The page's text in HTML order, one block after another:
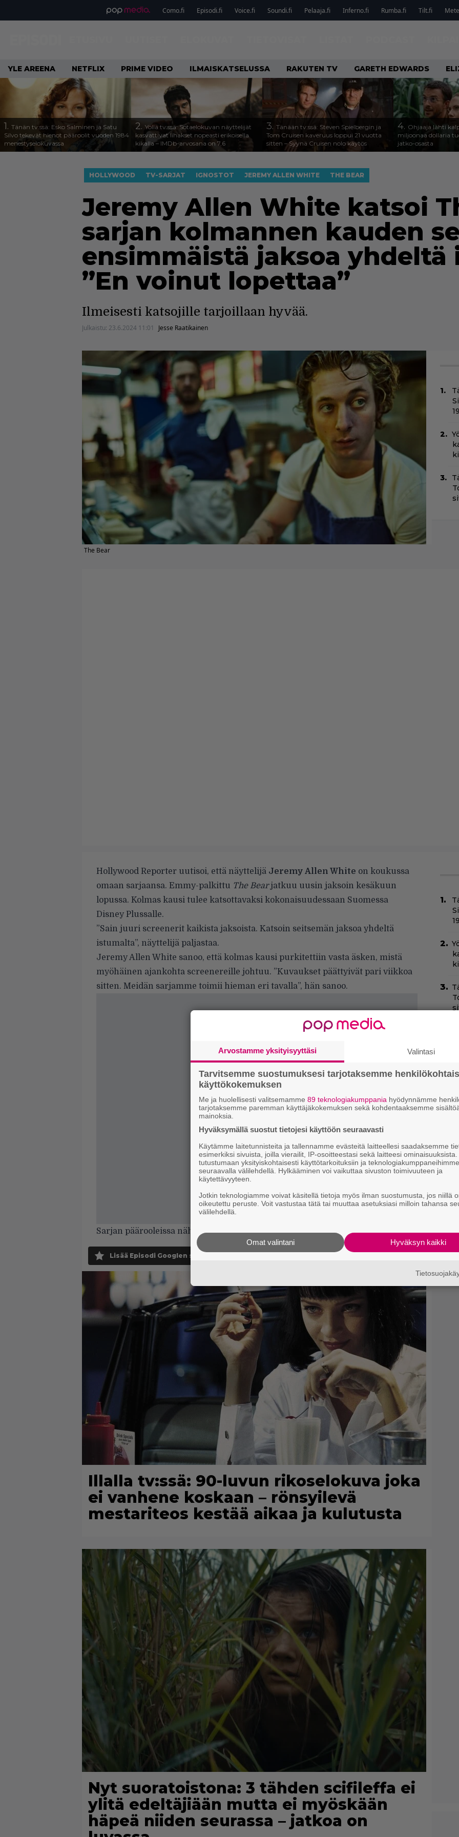
Como.fi Episodi.fi Voice.fi Soundi.fi Pelaaja.fi Inferno.fi Rumba.fi Tilt.fi
YLE AREENA NETFLIX PRIME VIDEO ILMAISKATSELUSSA RAKUTEN TV GARETH EDWARDS
1. Tänän tv:ssä: Esko Salminen ja Satu
Silvo tekevät hienot pääroolit vuoden 1984
menestyselokuvassa
2. Yöllä tv:ssä: Sotaelokuvan näyttelijät
kasvattivat lihakset nopeasti erikoisella
kikalla – IMDb-arvosana on 7,6
3. Tänään tv:ssä: Steven Spielbergin ja
Tom Cruisen kaveruus loppui 21 vuotta
sitten – Syynä Cruisen nolo käytös
4. Ohjaaja lähti
miljoonaa dollaria
jatko-osasta
HOLLYWOOD TV-SARJAT IGNOSTOT JEREMY ALLEN WHITE THE BEAR
Jeremy Allen White katsoi
sarjan kolmannen kauden
ensimmäistä jaksoa yhdeltä
”En voinut lopettaa”
Ilmeisesti katsojille tarjoillaan hyvää.
Julkaistu: 23.6.2024 11:01 Jesse Raatikainen
The Bear
Hollywood Reporter uutisoi, että näyttelijä Jeremy Allen White on koukussa
omaan sarjaansa. Emmy-palkittu The Bearjatkuu uusin jaksoin kesäkuun
lopussa. Kolmas kausi tulee katsottavaksi kokonaisuudessaan Suomessa
Disney Plussalle.
”Sain juuri screenerit kaikista jaksoista. Katsoin seitsemän jaksoa yhdeltä
istumalta”, näyttelijä paljastaa.
Jeremy Allen White sanoo, että kolmas kausi purkitettiin vasta äsken, mistä
myöhäinen ajankohta screenereille johtuu. ”Kuvaukset päättyivät pari viikkoa
sitten. Meidän sarjamme toimii hieman eri tavalla”, hän sanoo.
Sarjan päärooleissa nähdään myösAuo EdebirijaEbon Moss-Bachrach.
Lisää Episodi Googlen suosituksi lähteeksi
Illalla tv:ssä: 90-luvun rikoselokuva joka
ei vanhene koskaan – rönsyilevä
mestariteos kestää aikaa ja kulutusta
Nyt suoratoistona: 3 tähden scifileffa ei
ylitä edeltäjiään mutta ei myöskään
häpeä niiden seurassa – jatkoa on
–
Arvostamme yksityisyyttäsi Valintasi
Tarvitsemme suostumuksesi tarjotaksemme
käyttökokemuksen
Me ja huolellisesti valitsemamme 89 teknologiakumppania hyödynnämme
tarjotaksemme paremman käyttäjäkokemuksen sekä kohdentaaksemme
mainoksia.
Hyväksymällä suostut tietojesi käyttöön seuraavasti
Käytämme laitetunnisteita ja tallennamme evästeitä laitteellesi saadaksemme
esimerkiksi sivuista, joilla vierailit, IP-osoitteestasi sekä laitteesi
tutustumaan yksityiskohtaisesti käyttötarkoituksiin ja teknologiakumppaneihimme
seuraavalla välilehdellä. Hylkääminen voi vaikuttaa sivuston toimivuuteen ja
käytettävyyteen.
Jotkin teknologiamme voivat käsitellä tietoja myös ilman suostumusta, jos niillä
oikeutettu peruste. Voit vastustaa tätä tai muuttaa asetuksiasi milloin tahansa
välilehdellä.
Hyväksyn kaikki
Omat valintani